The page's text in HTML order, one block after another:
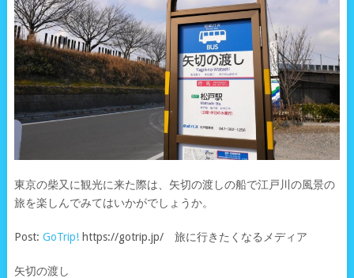
東京の柴又に観光に来た際は、矢切の渡しの船で江戸川の風景の
旅を楽しんでみてはいかがでしょうか。
Post: GoTrip!https://gotrip.jp/ 旅に行きたくなるメディア
矢切の渡し